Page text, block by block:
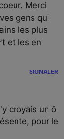
Merci
gens qui
les plus
et les en
SIGNALER
croyais un ô
pour le